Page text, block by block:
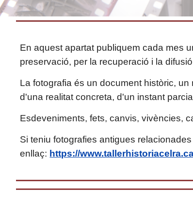
En aquest apartat publiquem cada mes
preservació, per la recuperació i la
La fotografia és un document històric,
d'una realitat concreta, d'un instant
Esdeveniments, fets, canvis, vivències, c
Si teniu fotografies antigues
enllaç: https://